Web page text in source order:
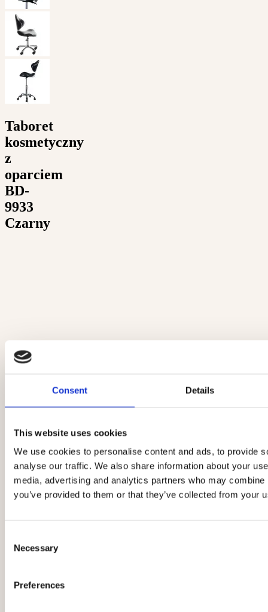
Consent Details
This website uses cookies
We use cookies to personalise content and ads, to provide
analyse our traffic. We also share information about your
media, advertising and analytics partners who may
you’ve provided to them or that they’ve collected from your
Selection
Necessary
Preferences
Taboret
kosmetyczny
z
oparciem
BD-
9933
Czarny